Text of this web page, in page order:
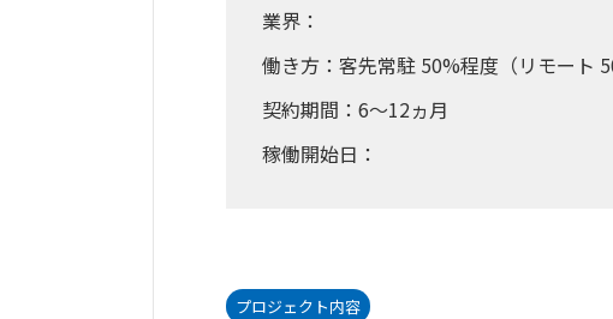
業界：
働き方：客先常駐 50%程度（リモート
契約期間：6～12ヵ月
稼働開始日：
プロジェクト内容